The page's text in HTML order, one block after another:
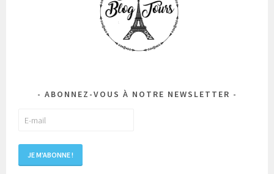
ABONNEZ-VOUS À NOTRE NEWSLETTER